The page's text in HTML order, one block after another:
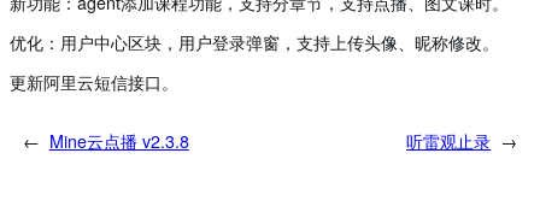
优化：用户中心区块，用户登录弹窗，支持上传头像、昵称修改。
更新阿里云短信接口。
← Mine云点播 v2.3.8 听雷观止录 →